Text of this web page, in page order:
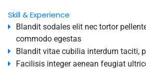
Skill & Experience
Blandit sodales elit nec tortor
commodo egestas
Blandit vitae cubilia interdum taciti,
Facilisis integer aenean feugiat